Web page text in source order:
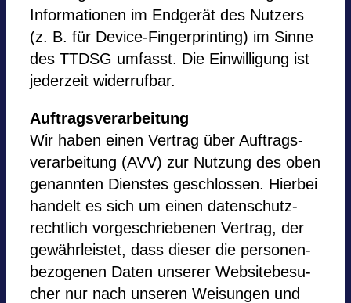
Infor­ma­tio­nen im End­ge­rät des Nut­zers
(z. B. für Device-Fin­ger­prin­ting) im Sinne
des TTDSG umfasst. Die Ein­wil­li­gung ist
jeder­zeit wider­ruf­bar.
Auf­trags­ver­ar­bei­tung
Wir haben einen Ver­trag über Auf­trags­
ver­ar­bei­tung (AVV) zur Nut­zung des oben
genann­ten Diens­tes geschlos­sen. Hier­bei
han­delt es sich um einen daten­schutz­
recht­lich vor­ge­schrie­be­nen Ver­trag, der
gewähr­leis­tet, dass die­ser die per­so­nen­
be­zo­ge­nen Daten unse­rer Web­site­be­su­
cher nur nach unse­ren Wei­sun­gen und